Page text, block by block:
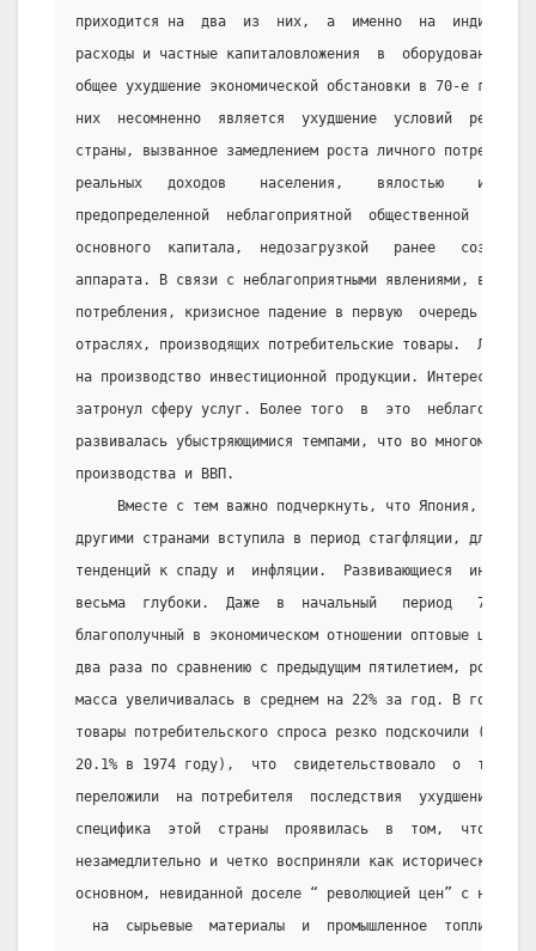
приходится на  два  из  них,  а  именно  на
расходы и частные капиталовложения  в  оборудование.
общее ухудшение экономической обстановки в 70-е годы
них  несомненно  является  ухудшение  условий
страны, вызванное замедлением роста личного
реальных   доходов    населения,    вялостью
предопределенной  неблагоприятной  общественной
основного  капитала,  недозагрузкой   ранее
аппарата. В связи с неблагоприятными явлениями,
потребления, кризисное падение в первую  очередь
отраслях, производящих потребительские товары.  Лишь
на производство инвестиционной продукции. Интересно
затронул сферу услуг. Более того  в  это
развивалась убыстряющимися темпами, что во многом
производства и ВВП.
Вместе с тем важно подчеркнуть, что Япония, таким
другими странами вступила в период стагфляции, для
тенденций к спаду и  инфляции.  Развивающиеся
весьма  глубоки.  Даже  в  начальный   период   70-х
благополучный в экономическом отношении оптовые цены
два раза по сравнению с предыдущим пятилетием,
масса увеличивалась в среднем на 22% за год. В год
товары потребительского спроса резко подскочили ( на
20.1% в 1974 году),  что  свидетельствовало  о  том  ,
переложили  на потребителя  последствия  ухудшения
специфика  этой  страны  проявилась  в  том,  что
незамедлительно и четко восприняли как исторический
основном, невиданной доселе “ революцией цен” с
на  сырьевые  материалы  и  промышленное  топливо.